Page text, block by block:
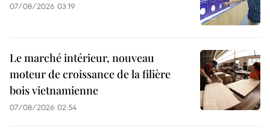
07/08/2026 03:19
Le marché intérieur, nouveau
moteur de croissance de la filière
bois vietnamienne
07/08/2026 02:54